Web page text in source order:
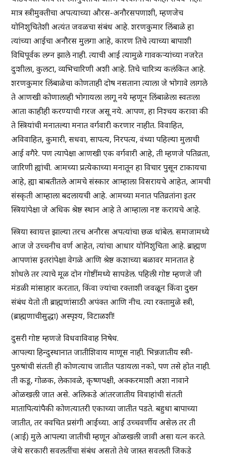
मात्र स्त्रीमुक्तीचा अपत्याच्या औरस-अनौरसपणाशी, म्हणजेच
योनिशुचितेशी अत्यंत जवळचा संबंध आहे. शरणकुमार लिंबाळे हा
त्यांच्या आईचा अनौरस मुलगा आहे, कारण तिचे त्याच्या बापाशी
विधिपूर्वक लग्न झाले नाही. त्याची आई त्यामुळे गावकऱ्यांच्या नजरेत
दुःशीला, कुलटा, व्यभिचारिणी अशी आहे. तिचे चारित्र्य कलंकित आहे.
शरणकुमार लिंबाळेचा कोणताही दोष नसताना त्याला जे भोगावे लागले
ते आणखी कोणालाही भोगायला लागू नये म्हणून लिंबाळेला स्वतःला
आता काहीही करण्याची गरज असू नये. आपण, हा निश्चय करावा की
ते स्त्रियांची मनातल्या मनात वर्गवारी करणार नाहीत. विवाहित,
अविवाहित, कुमारी, सधवा, सापत्य, निरपत्य, वंध्या पहिल्या मुलाची
आई वगैरे. पण त्यापेक्षा आणखी एक वर्गवारी आहे, ती म्हणजे पतिव्रता,
जारिणी ह्यांची. आमच्या प्रत्येकाच्या मनातून हा विचार पुसून टाकायचा
आहे, ह्या बाबतीतले आमचे संस्कार आम्हाला विसरायचे आहेत, आमची
संस्कृती आम्हाला बदलायची आहे. आमच्या मनात पतिव्रतांना इतर
स्त्रियांपेक्षा जे अधिक श्रेष्ठ स्थान आहे ते आम्हाला नष्ट करायचे आहे.
स्त्रिया स्वायत्त झाल्या तरच अनौरस अपत्यांचा छळ थांबेल. समाजामध्ये
आज जे उच्चनीच वर्ण आहेत, त्यांचा आधार योनिशुचिता आहे. ब्राह्मण
आपणांस इतरांपेक्षा वेगळे आणि श्रेष्ठ कशाच्या बळावर मानतात हे
शोधले तर त्याचे मूळ दोन गोष्टींमध्ये सापडेल. पहिली गोष्ट म्हणजे जी
मंडळी मांसाहार करतात, किंवा ज्यांचा रक्ताशी जवळून किंवा दुख्न
संबंध येतो ती ब्राह्मणांसाठी अपंक्त आणि नीच. त्या रक्तामुळे स्त्री,
(ब्राह्मणाचीसुद्धा) अस्पृश्य, विटाळशी!
दुसरी गोष्ट म्हणजे विधवाविवाह निषेध.
आपल्या हिन्दुस्थानात जातीशिवाय माणूस नाही. भिन्नजातीय स्त्री-
पुरुषांची संतती ही कोणत्याच जातीत पडायला नको, पण तसे होत नाही.
ती कडू, गोळक, लेकावळे, कृष्णपक्षी, अक्करमाशी अशा नावाने
ओळखली जात असे. अलिकडे आंतरजातीय विवाहांची संतती
मातापित्यांपैकी कोणत्यातरी एकाच्या जातीत पडते. बहुधा बापाच्या
जातीत, तर क्वचित प्रसंगी आईच्या. आई उच्चवर्णीय असेल तर ती
(आई) मुले आपल्या जातीची म्हणून ओळखली जावी असा यत्न करते.
जेथे सरकारी सवलतींचा संबंध असतो तेथे जास्त सवलती जिकडे